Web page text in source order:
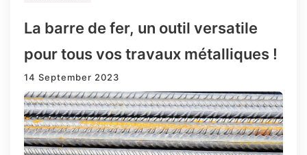
La barre de fer, un outil versatile
pour tous vos travaux métalliques !
14 September 2023